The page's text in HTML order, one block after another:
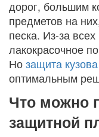
дорог, большим
предметов на
песка. Из-за
лакокрасочное
Но защита
оптимальным
Что можно
защитной